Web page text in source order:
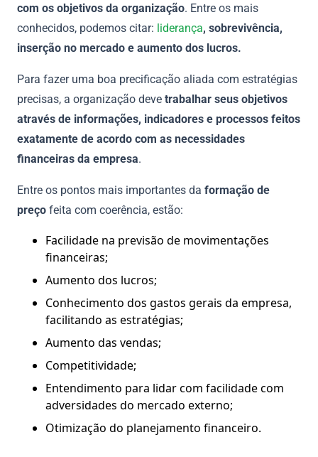
com os objetivos da organização. Entre os mais
conhecidos, podemos citar: liderança, sobrevivência,
inserção no mercado e aumento dos lucros.
Para fazer uma boa precificação aliada com estratégias
precisas, a organização deve trabalhar seus objetivos
através de informações, indicadores e processos feitos
exatamente de acordo com as necessidades
financeiras da empresa.
Entre os pontos mais importantes da formação de
preço feita com coerência, estão:
Facilidade na previsão de movimentações
financeiras;
Aumento dos lucros;
Conhecimento dos gastos gerais da empresa,
facilitando as estratégias;
Aumento das vendas;
Competitividade;
Entendimento para lidar com facilidade com
adversidades do mercado externo;
Otimização do planejamento financeiro.